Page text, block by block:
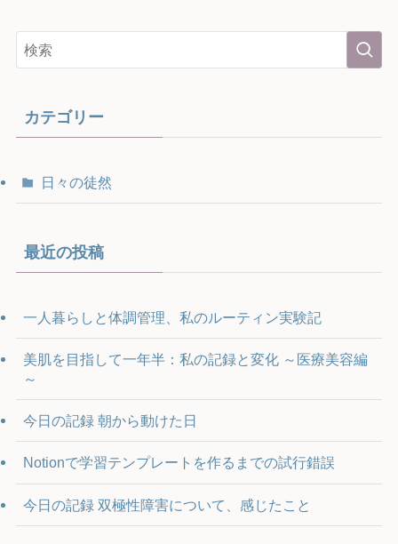
カテゴリー
日々の徒然
最近の投稿
一人暮らしと体調管理、私のルーティン実験記
美肌を目指して一年半：私の記録と変化 ～医療美容編
～
今日の記録 朝から動けた日
Notionで学習テンプレートを作るまでの試行錯誤
今日の記録 双極性障害について、感じたこと